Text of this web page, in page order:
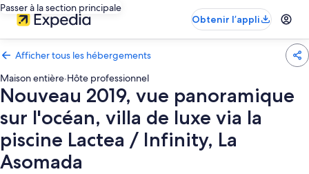
Passer à la section principale
Obtenir l’appli
Afficher tous les hébergements
Maison entière·Hôte professionnel
Nouveau 2019, vue panoramique
sur l'océan, villa de luxe via la
piscine Lactea / Infinity, La
Asomada